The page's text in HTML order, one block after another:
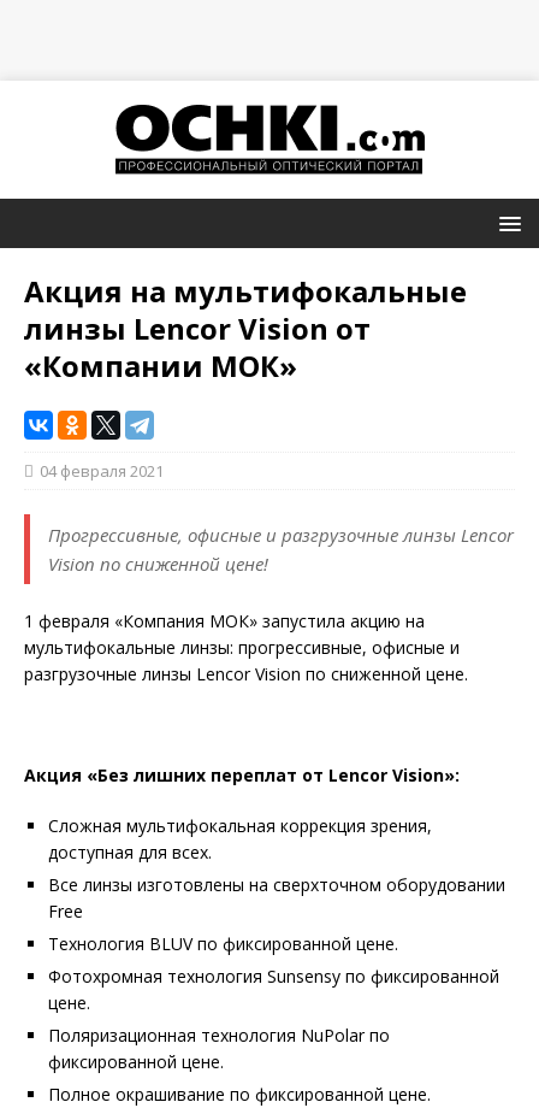
Акция на мультифокальные
линзы Lencor Vision от
«Компании МОК»
04 февраля 2021
Прогрессивные, офисные и разгрузочные линзы Lencor
Vision по сниженной цене!
1 февраля «Компания МОК» запустила акцию на
мультифокальные линзы: прогрессивные, офисные и
разгрузочные линзы Lencor Vision по сниженной цене.
Акция «Без лишних переплат от Lencor Vision»:
Сложная мультифокальная коррекция зрения,
доступная для всех.
Все линзы изготовлены на сверхточном оборудовании
Free
Технология BLUV по фиксированной цене.
Фотохромная технология Sunsensy по фиксированной
цене.
Поляризационная технология NuPolar по
фиксированной цене.
Полное окрашивание по фиксированной цене.